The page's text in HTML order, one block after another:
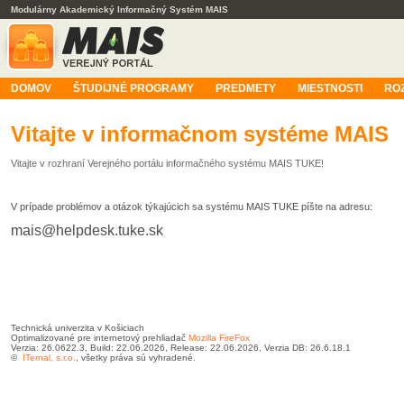
Modulárny Akademický Informačný Systém MAIS
DOMOV ŠTUDIJNÉ PROGRAMY PREDMETY MIESTNOSTI
Vitajte v informačnom systéme MAIS
Vitajte v rozhraní Verejného portálu informačného systému MAIS TUKE!
V prípade problémov a otázok týkajúcich sa systému MAIS TUKE píšte na adresu:
mais@helpdesk.tuke.sk
Technická univerzita v Košiciach
Optimalizované pre internetový prehliadač Mozilla FireFox
Verzia: 26.0622.3, Build: 22.06.2026, Release: 22.06.2026, Verzia DB: 26.6.18.1
© ITernal, s.r.o. , všetky práva sú vyhradené.